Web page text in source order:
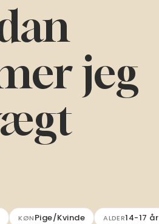
jeg
KØNPige/Kvinde ALDER14-17 år